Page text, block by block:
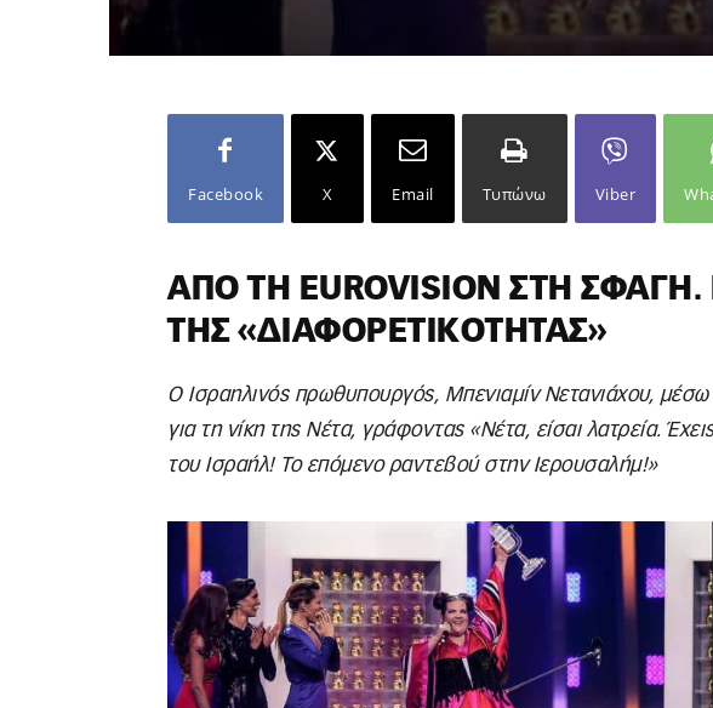
Facebook X Email Τυπώνω Viber
ΑΠΌ ΤΗ EUROVISION ΣΤΗ
ΤΗΣ «ΔΙΑΦΟΡΕΤΙΚΌΤΗΤΑΣ»
Ο Ισραηλινός πρωθυπουργός, Μπενιαμίν Νετανιάχου,
για τη νίκη της Νέτα, γράφοντας «Νέτα, είσαι λατρεία.
του Ισραήλ! Το επόμενο ραντεβού στην Ιερουσαλήμ!»